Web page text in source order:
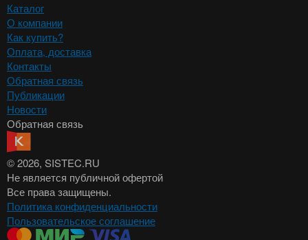
Каталог
О компании
Как купить?
Оплата, доставка
Контакты
Обратная связь
Публикации
Новости
Обратная связь
© 2026, SISTEC.RU
Не является публичной офертой
Все права защищены.
Политика конфиденциальности
Пользовательское соглашение